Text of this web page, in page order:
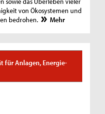
von Ökosystemen und
bedrohen.
Mehr
für Anlagen, Energie-